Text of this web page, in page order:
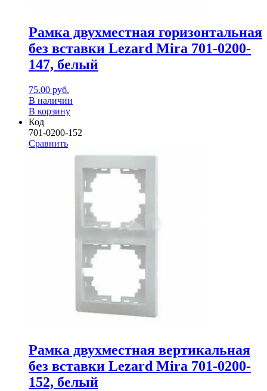
Рамка двухместная горизонтальная
без вставки Lezard Mira 701-0200-
147, белый
75.00 руб.
В наличии
В корзину
Код
701-0200-152
Сравнить
Рамка двухместная вертикальная
без вставки Lezard Mira 701-0200-
152, белый